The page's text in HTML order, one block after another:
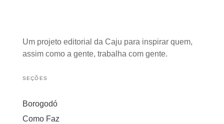
Um projeto editorial da Caju para inspirar quem,
assim como a gente, trabalha com gente.
SEÇÕES
Borogodó
Como Faz